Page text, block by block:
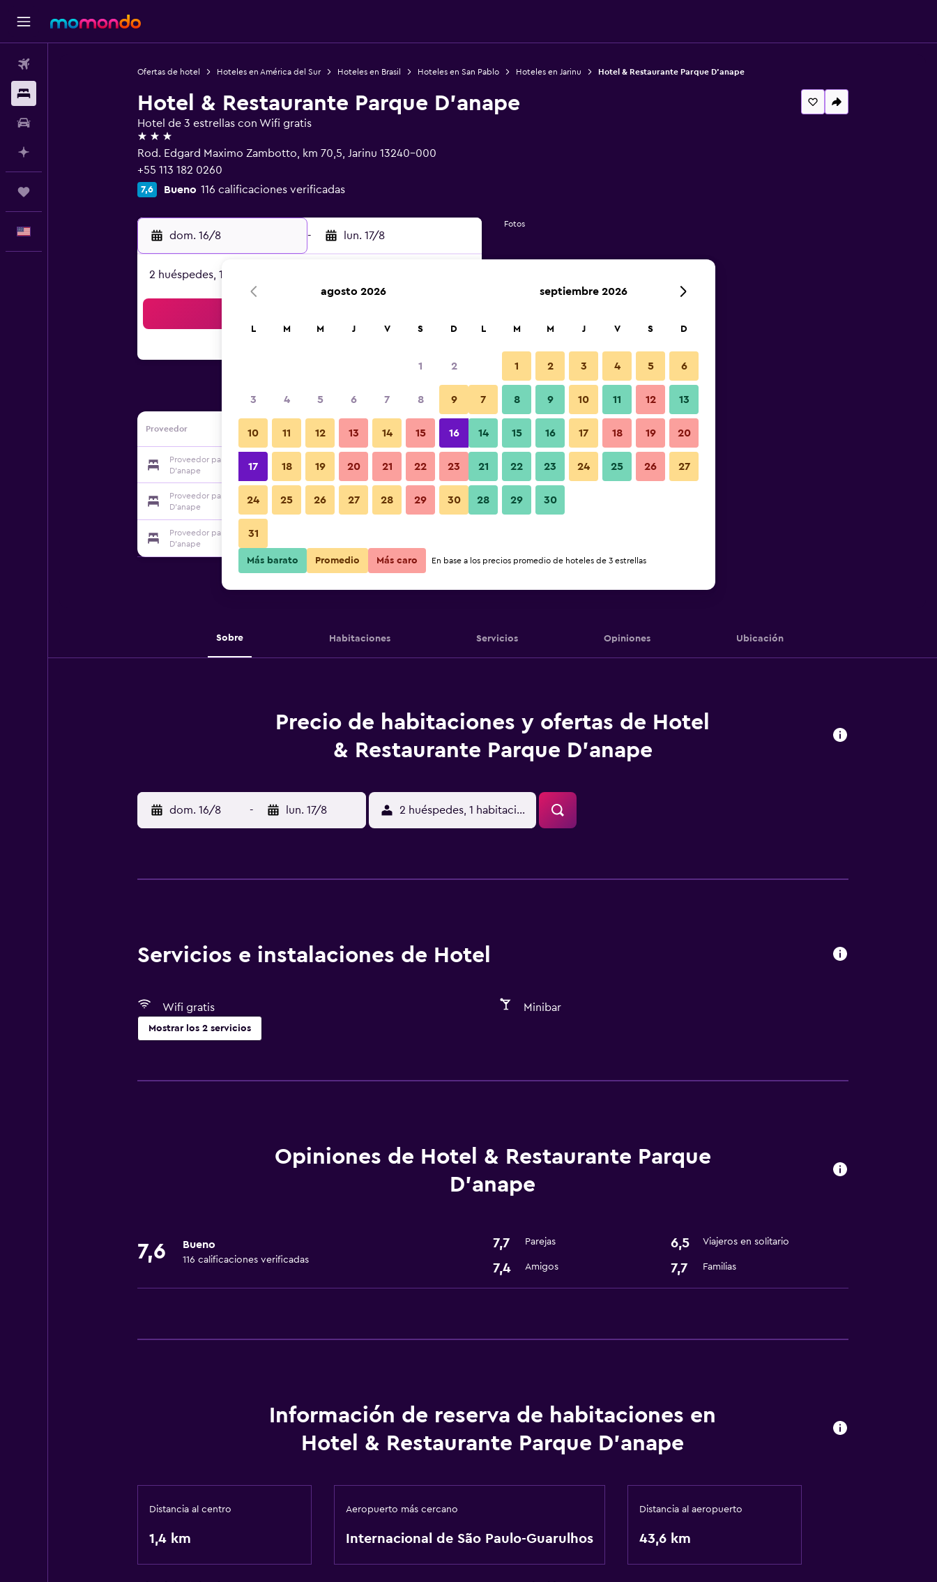
Ofertas de hotel Hoteles en América del Sur Hoteles en Brasil Hoteles en San Pablo Hoteles en Jarinu Hotel & Restaurante Parque D'anape
Hotel & Restaurante Parque D'anape
Hotel de 3 estrellas con Wifi gratis
3 estrellas
Rod. Edgard Maximo Zambotto, km 70,5, Jarinu 13240-000
+55 113 182 0260
7,6 Bueno 116 calificaciones verificadas
dom. 16/8 - lun. 17/8
2 huéspedes, 1 habitación
Proveedor
Proveedor para Hotel & Restaurante Parque
D'anape
Ver precios
Proveedor para Hotel & Restaurante Parque
D'anape
Ver precios
Proveedor para Hotel & Restaurante Parque
D'anape
Fotos
Sobre Habitaciones Servicios Opiniones Ubicación
Precio de habitaciones y ofertas de Hotel
& Restaurante Parque D'anape
dom. 16/8 - lun. 17/8 2 huéspedes, 1 habitación
Servicios e instalaciones de Hotel
Wifi gratis Minibar
Mostrar los 2 servicios
Minibar
Wifi gratis
Opiniones de Hotel & Restaurante Parque
D'anape
7,6 Bueno
116 calificaciones verificadas
7,7 Parejas 6,5 Viajeros en solitario
7,4 Amigos 7,7 Familias
Información de reserva de habitaciones en
Hotel & Restaurante Parque D'anape
Distancia al centro
1,4 km
Aeropuerto más cercano
Internacional de São Paulo-Guarulhos
Distancia al aeropuerto
43,6 km
agosto 2026
L M M J V S D
1 2
3 4 5 6 7 8 9
10 11 12 13 14 15 16
17 18 19 20 21 22 23
24 25 26 27 28 29 30
31
septiembre 2026
L M M J V S D
1 2 3 4 5 6
7 8 9 10 11 12 13
14 15 16 17 18 19 20
21 22 23 24 25 26 27
28 29 30
Más barato Promedio Más caro En base a los precios promedio de hoteles de 3 estrellas